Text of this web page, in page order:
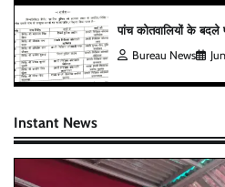
पांच कोतवालियों के बदले
Bureau News
Instant News